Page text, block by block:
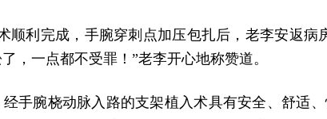
顺利完成，手腕穿刺点加压包扎后，老李安返病
，一点都不受罪！”老李开心地称赞道。
手腕桡动脉入路的支架植入术具有安全、舒适